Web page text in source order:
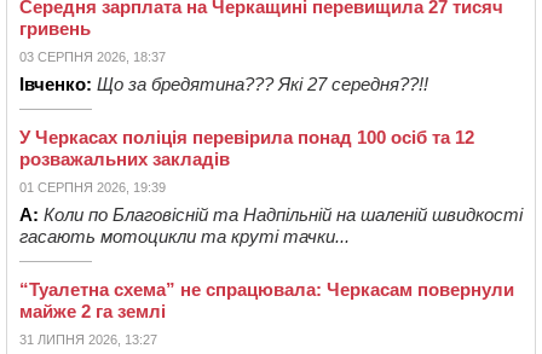
Середня зарплата на Черкащині перевищила 27 тисяч
гривень
03 СЕРПНЯ 2026, 18:37
Івченко: Що за бредятина??? Які 27 середня??!!
У Черкасах поліція перевірила понад 100 осіб та 12
розважальних закладів
01 СЕРПНЯ 2026, 19:39
А: Коли по Благовісній та Надпільній на шаленій швидкості
гасають мотоцикли та круті тачки...
“Туалетна схема” не спрацювала: Черкасам повернули
майже 2 га землі
31 ЛИПНЯ 2026, 13:27